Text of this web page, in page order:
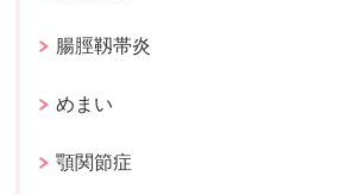
腸脛靱帯炎
めまい
顎関節症